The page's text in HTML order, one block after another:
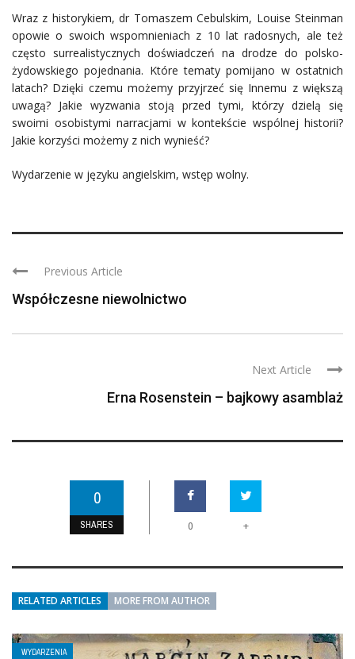
Wraz z historykiem, dr Tomaszem Cebulskim, Louise Steinman
opowie o swoich wspomnieniach z 10 lat radosnych, ale też
często surrealistycznych doświadczeń na drodze do polsko-
żydowskiego pojednania. Które tematy pomijano w ostatnich
latach? Dzięki czemu możemy przyjrzeć się Innemu z większą
uwagą? Jakie wyzwania stoją przed tymi, którzy dzielą się
swoimi osobistymi narracjami w kontekście wspólnej historii?
Jakie korzyści możemy z nich wynieść?
Wydarzenie w języku angielskim, wstęp wolny.
Previous Article
Współczesne niewolnictwo
Next Article
Erna Rosenstein – bajkowy asamblaż
0
SHARES 0 +
RELATED ARTICLES MORE FROM AUTHOR
WYDARZENIA